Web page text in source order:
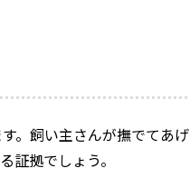
。飼い主さんが撫でてあげ
証拠でしょう。